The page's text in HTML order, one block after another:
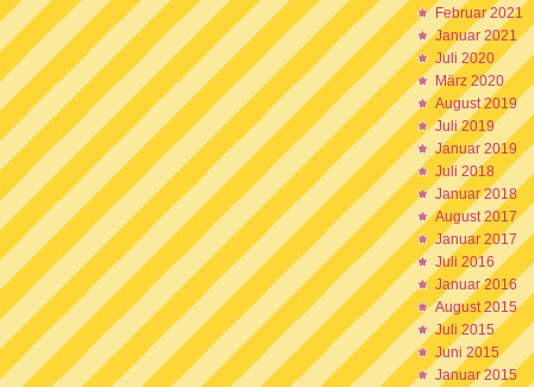
Februar 2021
Januar 2021
Juli 2020
März 2020
August 2019
Juli 2019
Januar 2019
Juli 2018
Januar 2018
August 2017
Januar 2017
Juli 2016
Januar 2016
August 2015
Juli 2015
Juni 2015
Januar 2015